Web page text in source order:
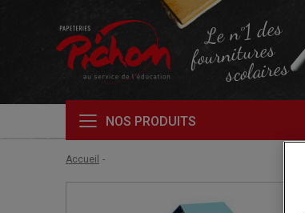
Le n°1 des
fournitures
scolaires
NOS PRODUITS
Accueil